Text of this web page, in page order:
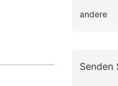
andere
Senden